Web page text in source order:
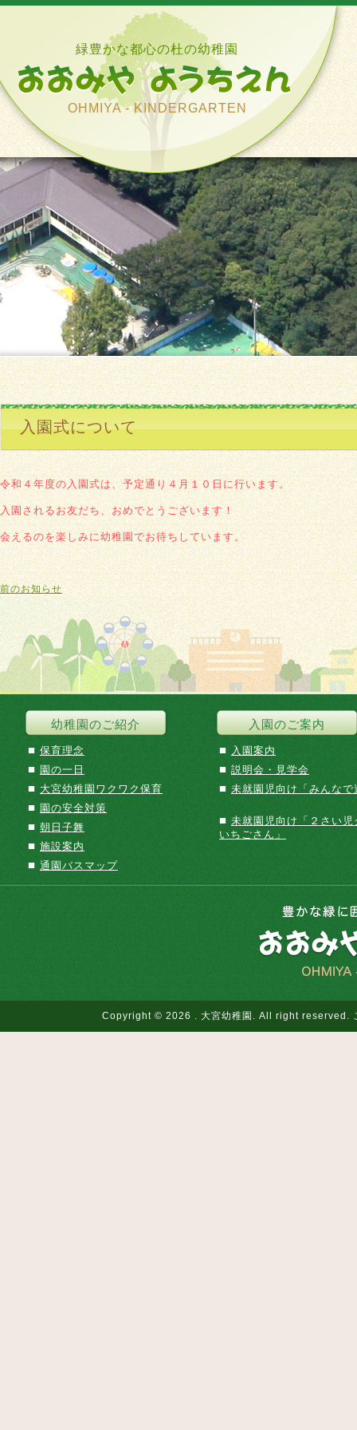
緑豊かな都心の杜の幼稚園
OHMIYA - KINDERGARTEN
入園式について
令和４年度の入園式は、予定通り４月１０日に行います。
入園されるお友だち、おめでとうございます！
会えるのを楽しみに幼稚園でお待ちしています。
前のお知らせ
幼稚園のご紹介
■ 保育理念
■ 園の一日
■ 大宮幼稚園ワクワク保育
■ 園の安全対策
■ 朝日子舞
■ 施設案内
■ 通園バスマップ
入園のご案内
■ 入園案内
■ 説明会・見学会
■ 未就園児向け「みんなで
■ 未就園児向け「２さい児
いちごさん」
Copyright © 2026 . 大宮幼稚園. All right reserved.